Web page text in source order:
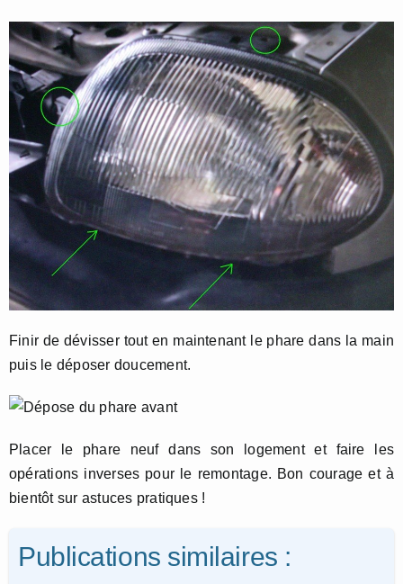
Finir de dévisser tout en maintenant le phare dans la main
puis le déposer doucement.
Placer le phare neuf dans son logement et faire les
opérations inverses pour le remontage. Bon courage et à
bientôt sur astuces pratiques !
Publications similaires :